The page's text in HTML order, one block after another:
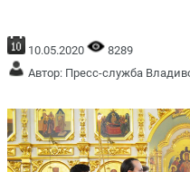
10.05.2020
8289
Автор: Пресс-служба